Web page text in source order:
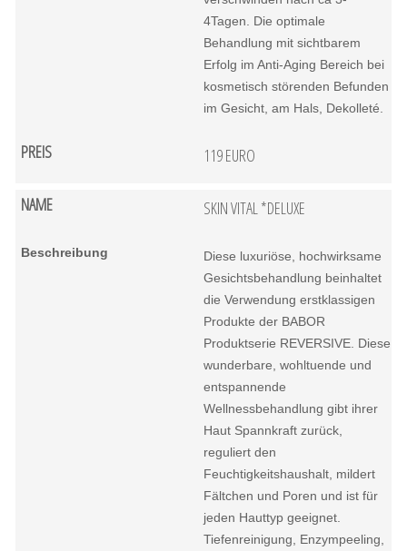
4Tagen. Die optimale
Behandlung mit sichtbarem
Erfolg im Anti-Aging Bereich bei
kosmetisch störenden Befunden
im Gesicht, am Hals, Dekolleté.
119 EURO
SKIN VITAL *DELUXE
Diese luxuriöse, hochwirksame
Gesichtsbehandlung beinhaltet
die Verwendung erstklassigen
Produkte der BABOR
Produktserie REVERSIVE. Diese
wunderbare, wohltuende und
entspannende
Wellnessbehandlung gibt ihrer
Haut Spannkraft zurück,
reguliert den
Feuchtigkeitshaushalt, mildert
Fältchen und Poren und ist für
jeden Hauttyp geeignet.
Tiefenreinigung, Enzympeeling,